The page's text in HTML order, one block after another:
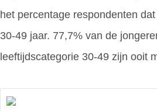
het percentage respondenten
30-49 jaar. 77,7% van de
leeftijdscategorie 30-49 zijn ooit